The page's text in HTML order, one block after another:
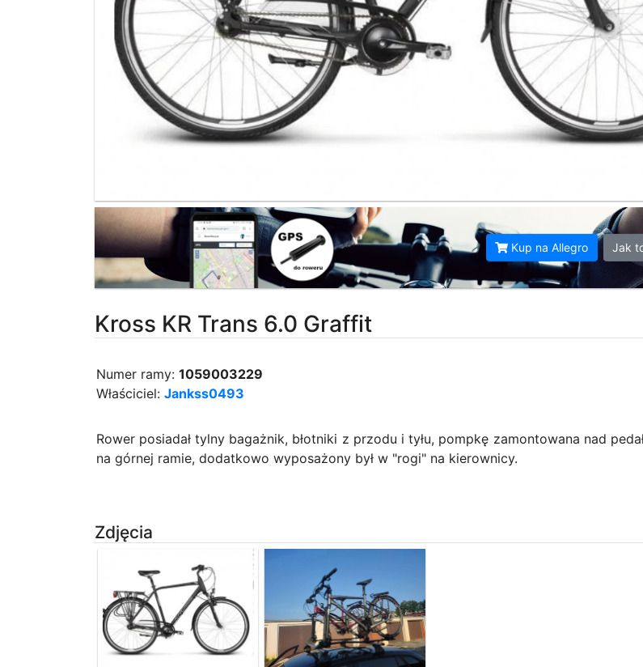
Kup na Allegro Jak
Kross KR Trans 6.0 Graffit
Numer ramy: 1059003229
Właściciel: Jankss0493
Rower posiadał tylny bagażnik, błotniki z przodu i tyłu, pompkę zamontowana nad
na górnej ramie, dodatkowo wyposażony był w "rogi" na kierownicy.
Zdjęcia